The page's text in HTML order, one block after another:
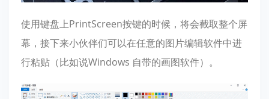
使用键盘上PrintScreen按键的时候，将会截取整个屏
幕，接下来小伙伴们可以在任意的图片编辑软件中进
行粘贴（比如说Windows 自带的画图软件）。